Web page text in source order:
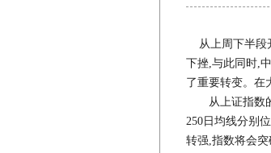
从上周下半段
下挫,与此同时,
了重要转变。在
从上证指数的
250日均线分别
转强,指数将会